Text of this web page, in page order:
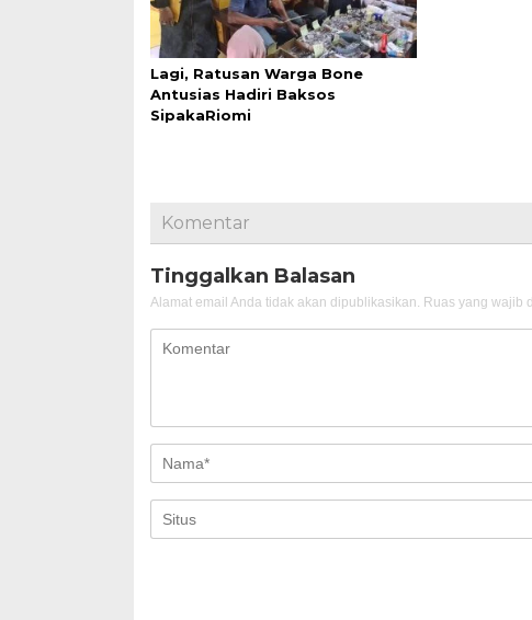
Lagi, Ratusan Warga Bone
Antusias Hadiri Baksos
SipakaRiomi
Komentar
Tinggalkan Balasan
Alamat email Anda tidak akan dipublikasikan. Ruas yang wajib